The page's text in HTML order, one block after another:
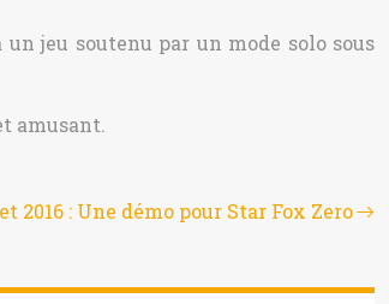
un jeu soutenu par un mode solo sous
amusant.
2016 : Une démo pour Star Fox Zero